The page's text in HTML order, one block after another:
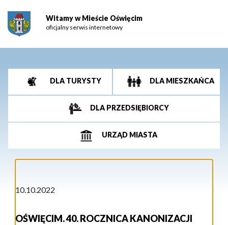
Witamy w Mieście Oświęcim
oficjalny serwis internetowy
DLA TURYSTY DLA MIESZKAŃCA
DLA PRZEDSIĘBIORCY
URZĄD MIASTA
10.10.2022
OŚWIĘCIM. 40. ROCZNICA KANONIZACJI